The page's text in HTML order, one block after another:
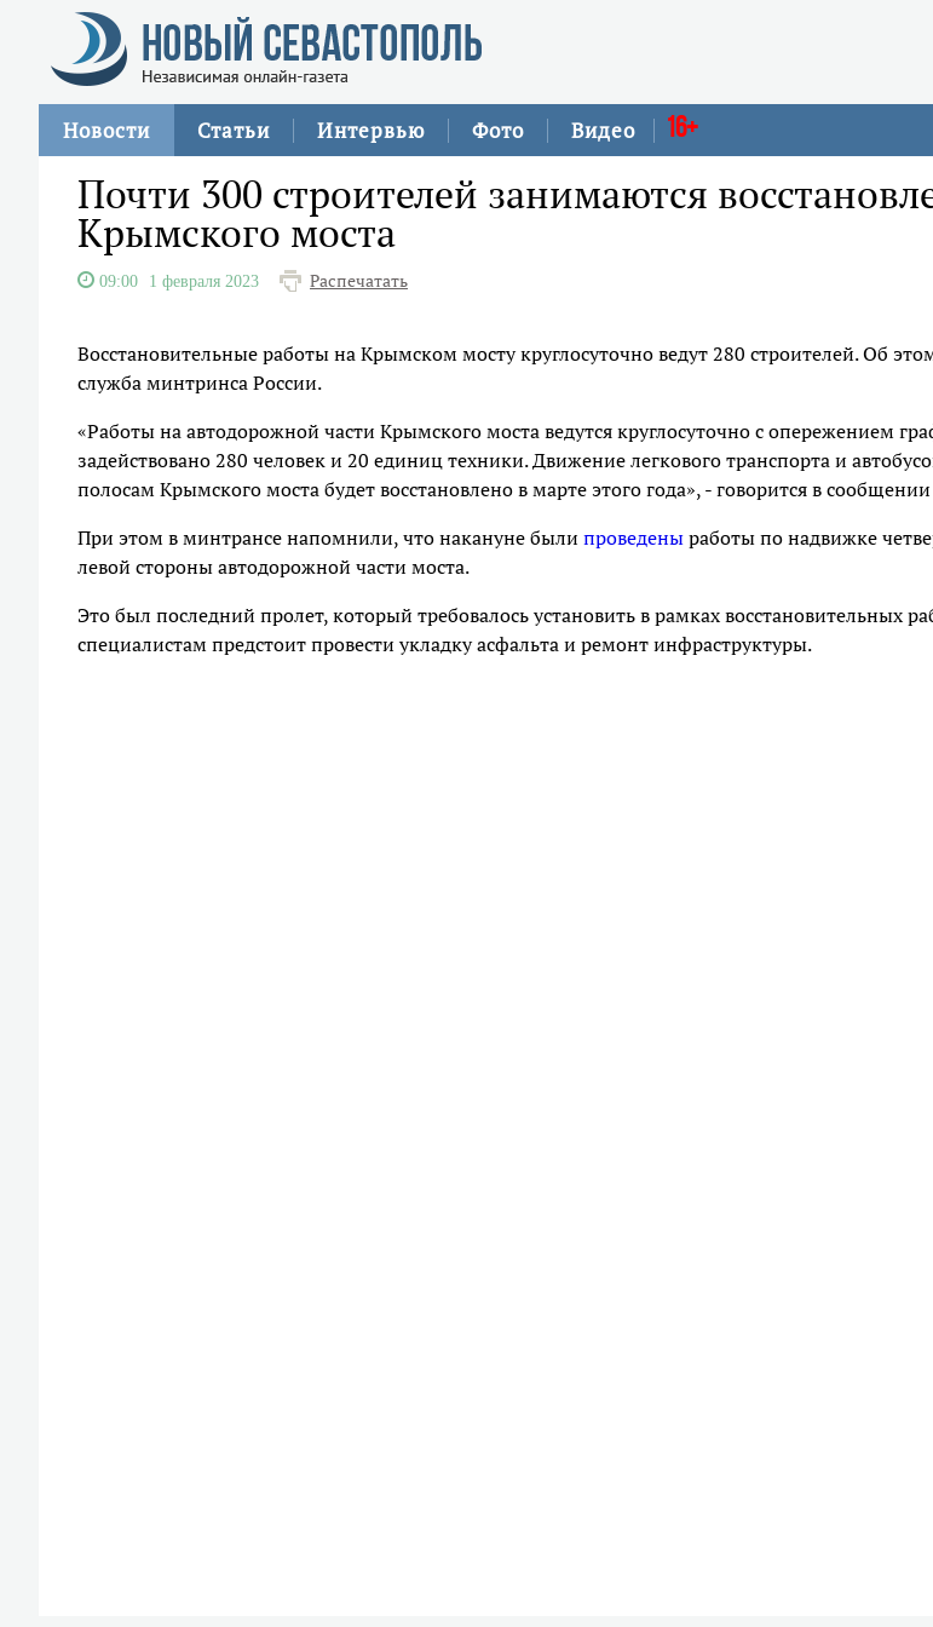
Новости Статьи Интервью Фото Видео 16+
Почти 300 строителей занимаются
Крымского моста
09:00 1 февраля 2023 Распечатать
Восстановительные работы на Крымском мосту круглосуточно ведут 280 строителей. Об
служба минтринса России.
«Работы на автодорожной части Крымского моста ведутся круглосуточно с опережением
задействовано 280 человек и 20 единиц техники. Движение легкового транспорта и
полосам Крымского моста будет восстановлено в марте этого года», - говорится в
При этом в минтрансе напомнили, что накануне были проведеныработы по надвижке
левой стороны автодорожной части моста.
Это был последний пролет, который требовалось установить в рамках восстановительных
специалистам предстоит провести укладку асфальта и ремонт инфраструктуры.